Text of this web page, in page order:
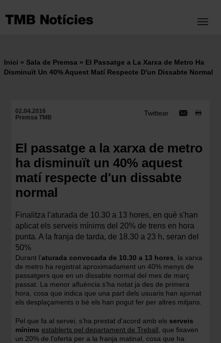
contingut
Fil
Inici Sala de Premsa
El Passatge a La Xarxa de Metro Ha
Disminuït Un 40% Aquest Matí Respecte D'un Dissabte Normal
Twittear
02.04.2016
Premsa TMB
El passatge a la xarxa de metro
ha disminuït un 40% aquest
matí respecte d'un dissabte
normal
Finalitza l'aturada de 10.30 a 13 hores, en què s'han
aplicat els serveis mínims del 20% de trens en hora
punta. A la franja de tarda, de 18.30 a 23 h, seran del
50%
Durant l’aturada convocada de 10.30 a 13 hores , la xarxa
de metro ha registrat aproximadament un 40% menys de
passatgers que en un dissabte normal del mes de març
passat. La menor afluència s’ha notat ja des de primera
hora, cosa que indica que una part dels usuaris han ajornat
els desplaçaments o bé els han pogut fer per altres mitjans.
Pel que fa al servei, s’ha prestat d'acord amb els serveis
mínims establerts pel departament de Treball , que fixaven
un 20% de l'oferta per a la franja matinal, cosa que ha